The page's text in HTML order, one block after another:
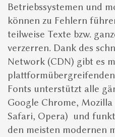
Betriebssystemen und
können zu Fehlern
teilweise Texte bzw.
verzerren. Dank des
Network (CDN) gibt es
Fonts unterstützt alle
Google Chrome,
Safari, Opera) und
den meisten modernen